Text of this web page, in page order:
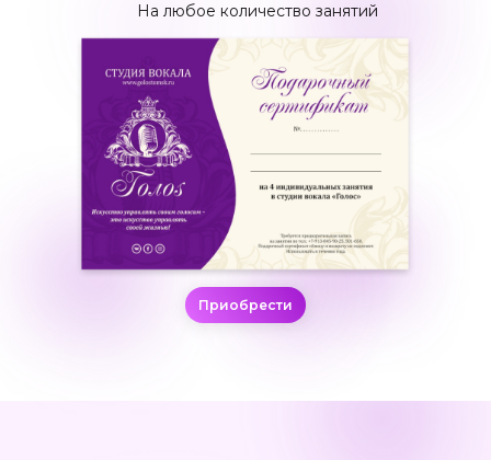
Приобрести
На любое количество занятий